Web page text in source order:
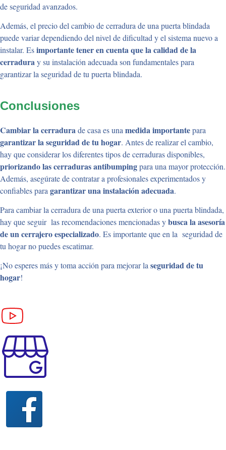
de seguridad avanzados.
Además, el precio del cambio de cerradura de una puerta blindada
puede variar dependiendo del nivel de dificultad y el sistema nuevo a
instalar. Esimportante tener en cuenta que la calidad de la
cerraduray su instalación adecuada son fundamentales para
garantizar la seguridad de tu puerta blindada.
Conclusiones
Cambiar la cerradurade casa es una medida importantepara
garantizar la seguridad de tu hogar. Antes de realizar el cambio,
hay que considerar los diferentes tipos de cerraduras disponibles,
priorizando las cerraduras antibumpingpara una mayor protección.
Además, asegúrate de contratar a profesionales experimentados y
confiables para garantizar una instalación adecuada.
Para cambiar la cerradura de una puerta exterior o una puerta blindada,
hay que seguir las recomendaciones mencionadas ybusca la asesoría
de un cerrajero especializado. Es importante que en la seguridad de
tu hogar no puedes escatimar.
¡No esperes más y toma acción para mejorar laseguridad de tu
hogar!